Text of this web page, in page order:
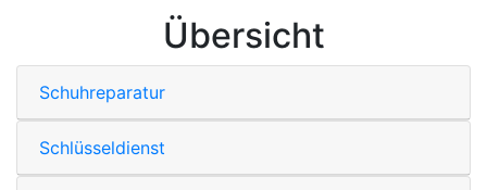
Übersicht
Schuhreparatur
Schlüsseldienst